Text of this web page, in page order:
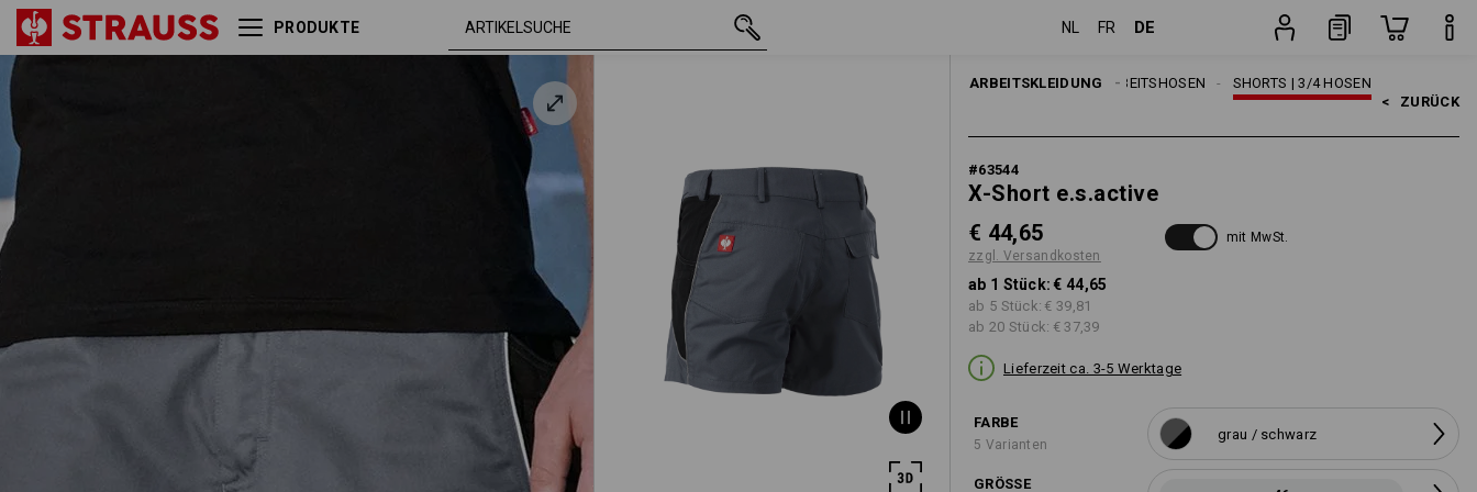
PRODUKTE NL FR DE
ARBEITSKLEIDUNG SHORTS | 3/4 HOSEN
ARBEITSHOSEN
HERREN
< ZURÜCK
#63544
X-Short e.s.active
€ 44,65
zzgl. Versandkosten
mit MwSt.
ab 1 Stück: € 44,65
ab 5 Stück: € 39,81
ab 20 Stück: € 37,39
Lieferzeit ca. 3-5 Werktage
FARBE
5 Varianten
grau / schwarz
GRÖSSE
X-Short e.s.active 46 € 44,65